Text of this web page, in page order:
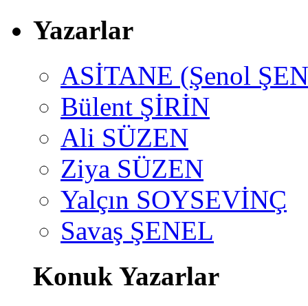
Yazarlar
ASİTANE (Şenol
Bülent ŞİRİN
Ali SÜZEN
Ziya SÜZEN
Yalçın SOYSEVİNÇ
Savaş ŞENEL
Konuk Yazarlar